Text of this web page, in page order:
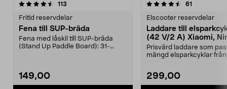
113
Fritid reservdelar
Fena till SUP-bräda
Fena med låskil till SUP-bräda
(Stand Up Paddle Board): 31-
149,00
4.5 av 5 stjärnor 61
Elscooter reservdelar
Laddare till
(42 V/2 A) Xiaomi,
E-Way m.fl.
Prisvärd laddare som
mängd elsparkcyklar från
299,00
4.5 av 5 stjärnor